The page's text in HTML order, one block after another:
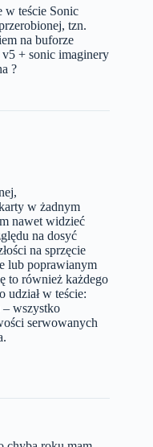
w teście Sonic
tzn.
na buforze
v5 + sonic imaginery
?
w żadnym
nawet widzieć
na dosyć
na sprzęcie
lub poprawianym
to również każdego
udział w teście:
wszystko
serwowanych